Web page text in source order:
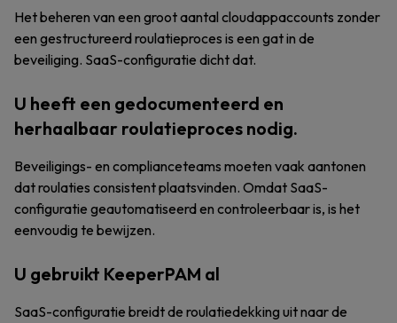
Het beheren van een groot aantal cloudappaccounts zonder
een gestructureerd roulatieproces is een gat in de
beveiliging. SaaS-configuratie dicht dat.
U heeft een gedocumenteerd en
herhaalbaar roulatieproces nodig.
Beveiligings- en complianceteams moeten vaak aantonen
dat roulaties consistent plaatsvinden. Omdat SaaS-
configuratie geautomatiseerd en controleerbaar is, is het
eenvoudig te bewijzen.
U gebruikt KeeperPAM al
SaaS-configuratie breidt de roulatiedekking uit naar de